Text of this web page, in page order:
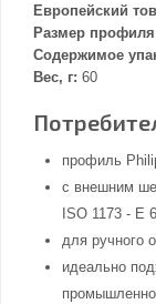
Европейский
Размер
Содержимое
Вес, г: 60
профиль
с внешним
ISO 1173 - E
для ручного
идеально